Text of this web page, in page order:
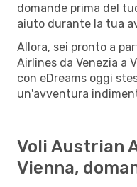
domande prima del
aiuto durante la tua
Allora, sei pronto a
Airlines da Venezia a
con eDreams oggi
un'avventura
Voli Austrian
Vienna,